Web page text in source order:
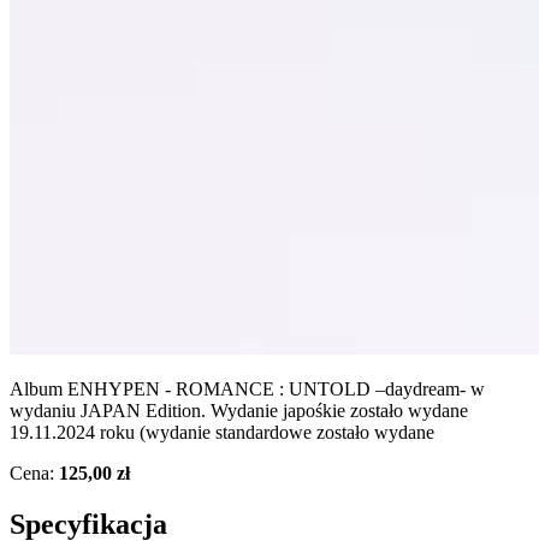
Album ENHYPEN - ROMANCE : UNTOLD –daydream- w
wydaniu JAPAN Edition. Wydanie japośkie zostało wydane
19.11.2024 roku (wydanie standardowe zostało wydane
Cena: 125,00 zł
Specyfikacja